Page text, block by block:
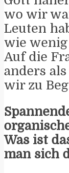
wo wir
Leuten
wie
Auf die
anders
wir zu
Was ist
man sich